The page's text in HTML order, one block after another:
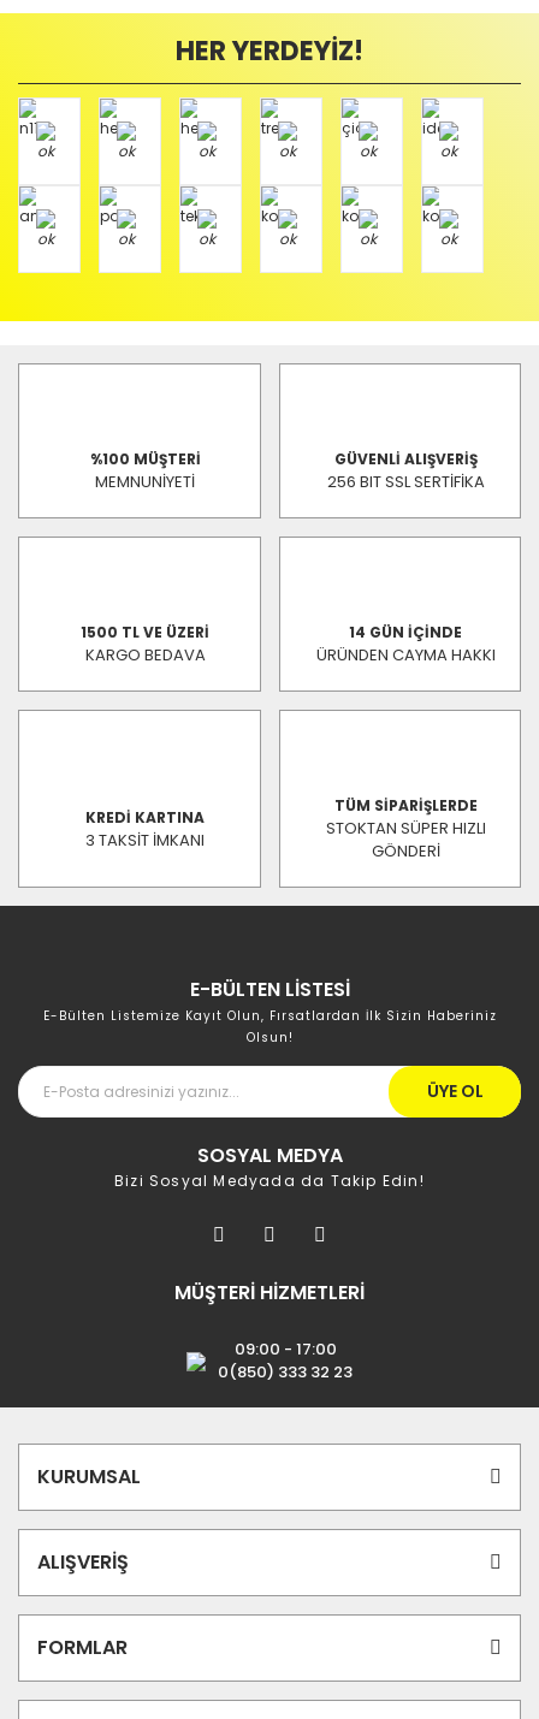
HER YERDEYİZ!
%100 MÜŞTERİ
MEMNUNİYETİ
GÜVENLİ ALIŞVERİŞ
256 BIT SSL SERTİFİKA
1500 TL VE ÜZERİ
KARGO BEDAVA
14 GÜN İÇİNDE
ÜRÜNDEN CAYMA HAKKI
KREDİ KARTINA
3 TAKSİT İMKANI
TÜM SİPARİŞLERDE
STOKTAN SÜPER HIZLI
GÖNDERİ
E-BÜLTEN LİSTESİ
E-Bülten Listemize Kayıt Olun, Fırsatlardan İlk Sizin Haberiniz
Olsun!
ÜYE OL
SOSYAL MEDYA
Bizi Sosyal Medyada da Takip Edin!
MÜŞTERİ HİZMETLERİ
09:00 - 17:00
0(850) 333 32 23
KURUMSAL
ALIŞVERİŞ
FORMLAR